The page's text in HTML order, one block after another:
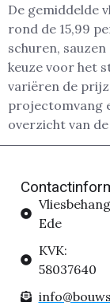
De gemiddelde
rond de 15,99
schuren,
keuze voor het
variëren de
projectomvang
overzicht van
Vliesbehang
Ede
KVK:
58037640